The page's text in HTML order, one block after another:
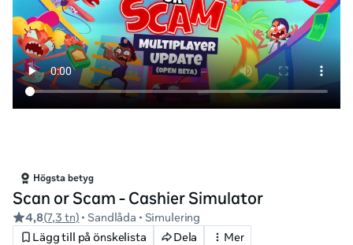
Högsta betyg
Scan or Scam - Cashier Simulator
4,8(7,3 tn) • Sandlåda • Simulering
Lägg till på önskelista
Dela Mer